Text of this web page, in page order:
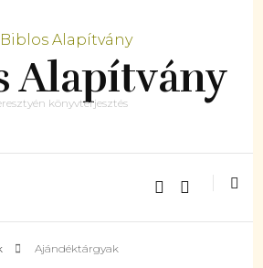
Alapítvány
könyvterjesztés
Ajándéktárgyak